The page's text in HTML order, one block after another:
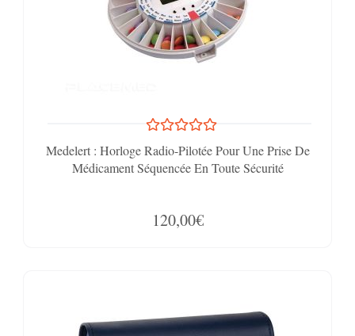
Medelert : Horloge Radio-Pilotée Pour Une Prise De
Médicament Séquencée En Toute Sécurité
120,00€